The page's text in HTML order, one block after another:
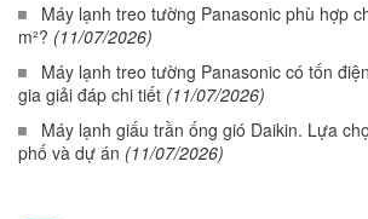
Máy lạnh treo tường Panasonic phù hợp
m²? (11/07/2026)
Máy lạnh treo tường Panasonic có tốn
gia giải đáp chi tiết (11/07/2026)
Máy lạnh giấu trần ống gió Daikin. Lựa
phố và dự án (11/07/2026)